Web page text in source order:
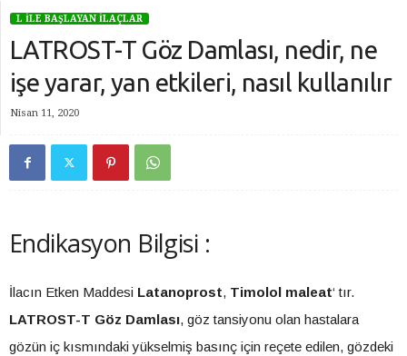
L İLE BAŞLAYAN İLAÇLAR
LATROST-T Göz Damlası, nedir, ne
işe yarar, yan etkileri, nasıl kullanılır
Nisan 11, 2020
Endikasyon Bilgisi :
İlacın Etken Maddesi Latanoprost, Timolol maleat‘ tır.
LATROST-T Göz Damlası, göz tansiyonu olan hastalara
gözün iç kısmındaki yükselmiş basınç için reçete edilen, gözdeki